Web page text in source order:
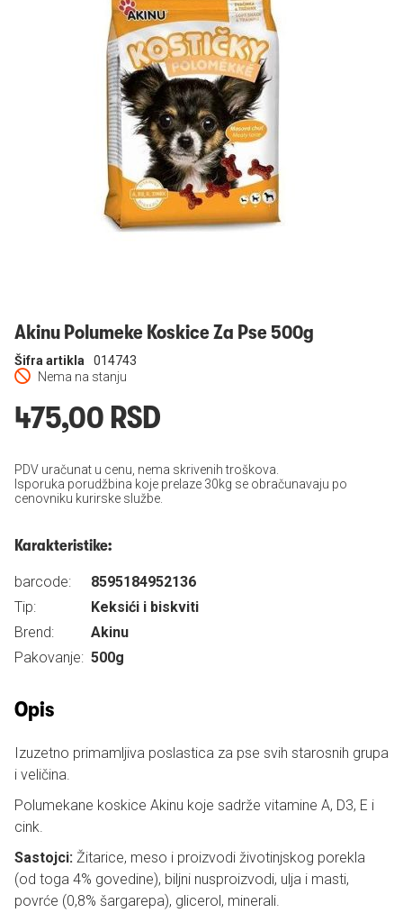
Akinu Polumeke Koskice Za Pse 500g
Nema na stanju
Šifra artikla 014743
475,00 RSD
PDV uračunat u cenu, nema skrivenih troškova.
Isporuka porudžbina koje prelaze 30kg se obračunavaju po
cenovniku kurirske službe.
Karakteristike:
barcode:
8595184952136
Tip:
Keksići i biskviti
Brend:
Akinu
Pakovanje: 500g
Opis
Izuzetno primamljiva poslastica za pse svih starosnih grupa
i veličina.
Polumekane koskice Akinu koje sadrže vitamine A, D3, E i
cink.
Sastojci: Žitarice, meso i proizvodi životinjskog porekla
(od toga 4% govedine), biljni nusproizvodi, ulja i masti,
povrće (0,8% šargarepa), glicerol, minerali.